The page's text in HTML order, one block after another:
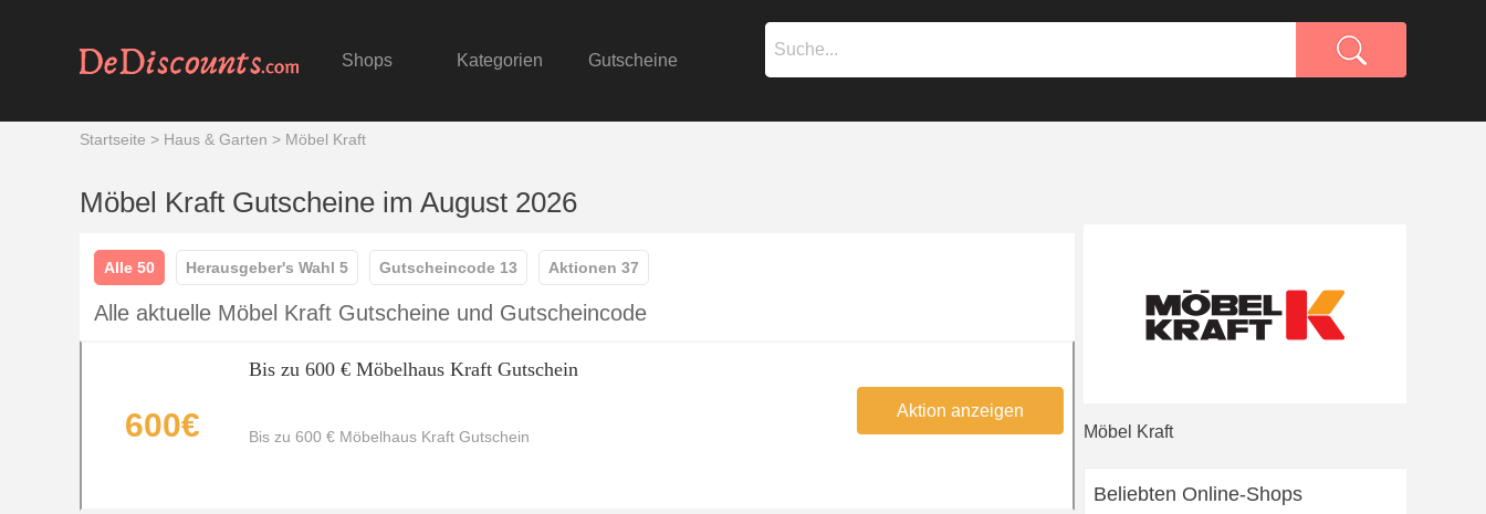
Shops Kategorien Gutscheine
Startseite > Haus & Garten > Möbel Kraft
Möbel Kraft Gutscheine im August 2026
Alle 50 Herausgeber's Wahl 5 Gutscheincode 13 Aktionen 37
Alle aktuelle Möbel Kraft Gutscheine und Gutscheincode
600€
Bis zu 600 € Möbelhaus Kraft Gutschein
Bis zu 600 € Möbelhaus Kraft Gutschein
Aktion anzeigen
Möbel Kraft
Beliebten Online-Shops